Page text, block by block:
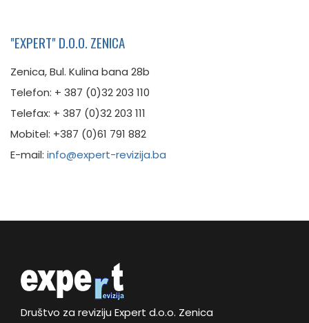
"EXPERT" D.O.O. ZENICA
Zenica, Bul. Kulina bana 28b
Telefon: + 387 (0)32 203 110
Telefax: + 387 (0)32 203 111
Mobitel: +387 (0)61 791 882
E-mail: info@expert-revizija.ba
Društvo za reviziju Expert d.o.o. Zenica